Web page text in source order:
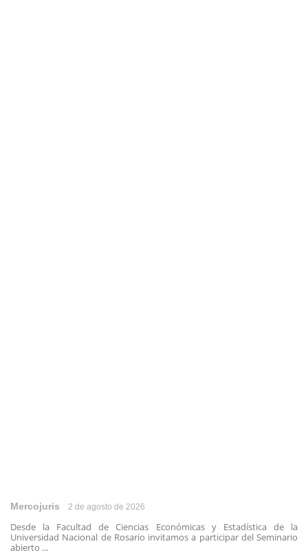
Mercojuris 2 de agosto de 2026
Desde la Facultad de Ciencias Económicas y Estadística de la
Universidad Nacional de Rosario invitamos a participar del Seminario
abierto ...